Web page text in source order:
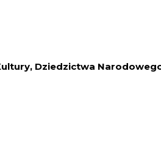
Dziedzictwa